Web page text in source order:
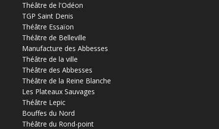
Théâtre de l'Odéon
TGP Saint Denis
Théâtre Essaïon
Théâtre de Belleville
Manufacture des Abbesses
Théâtre de la ville
Théâtre des Abbesses
Théâtre de la Reine Blanche
Les Plateaux Sauvages
Théâtre Lepic
Bouffes du Nord
Théâtre du Rond-point